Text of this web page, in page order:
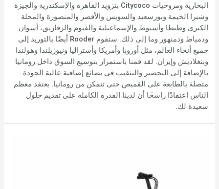
البخارية ومروحيات Citycoco بتزويد القاهرة والإسكندرية والجيزة
وشبرا الخيمة وبورسعيد والسويس والأقصر والمنصورة والمحلة
الكبرى وطنطا وأسيوط والإسماعيلية والفيوم والزقازيق، أسوان
ودمياط ودمنهور وما إلى ذلك. ستقوم Rooder أيضًا بالتوريد إلى
جميع أنحاء العالم، مثل أوروبا وأمريكا وأستراليا ونيوزيلندا وهولندا
وبنغلاديش وإيران. لقد قمنا باستمرار بتوسيع السوق داخل رومانيا
بالإضافة إلى التحضير والتثقيب في بضائع إضافية عالية الجودة
متصلة بالطابعة على القميص حتى تتمكن من رومانيا. يعتقد معظم
الناس اعتقادًا راسخًا أن لدينا القدرة الكاملة على تقديم حلول
سعيدة لك.